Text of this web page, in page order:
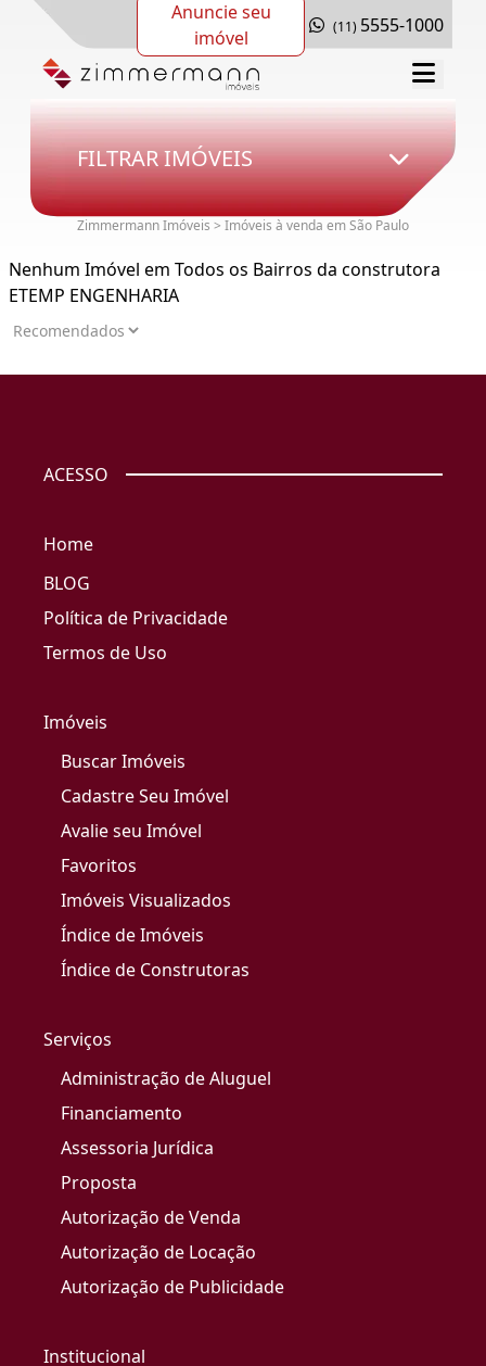
Anuncie seu
imóvel
(11) 5555-1000
FILTRAR IMÓVEIS
Zimmermann Imóveis > Imóveis à venda em São Paulo
Nenhum Imóvel em Todos os Bairros da construtora
ETEMP ENGENHARIA
ACESSO
Home
BLOG
Política de Privacidade
Termos de Uso
Imóveis
Buscar Imóveis
Cadastre Seu Imóvel
Avalie seu Imóvel
Favoritos
Imóveis Visualizados
Índice de Imóveis
Índice de Construtoras
Serviços
Administração de Aluguel
Financiamento
Assessoria Jurídica
Proposta
Autorização de Venda
Autorização de Locação
Autorização de Publicidade
Institucional